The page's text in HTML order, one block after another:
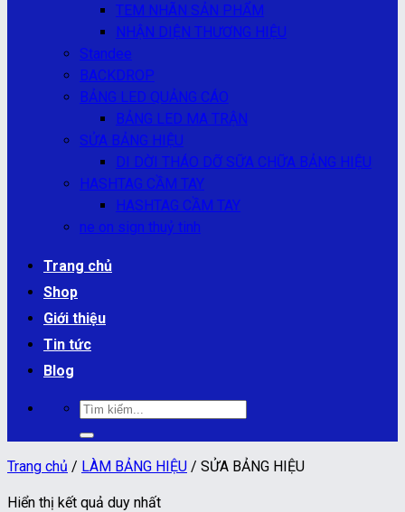
TEM NHÃN SẢN PHẨM
NHẬN DIỆN THƯƠNG HIỆU
Standee
BACKDROP
BẢNG LED QUẢNG CÁO
BẢNG LED MA TRẬN
SỬA BẢNG HIỆU
DI DỜI THÁO DỠ SỮA CHỮA BẢNG HIỆU
HASHTAG CẦM TAY
HASHTAG CẦM TAY
ne on sign thuỷ tinh
Trang chủ
Shop
Giới thiệu
Tin tức
Blog
Tìm
kiếm:
Trang chủ / LÀM BẢNG HIỆU / SỬA BẢNG HIỆU
Hiển thị kết quả duy nhất